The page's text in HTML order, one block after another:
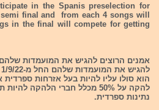
in the Spanis preselection for
final and from each 4 songs will
in the final will compete for getting
אמנים הרוצים להגיש את המועמדות
הוא סולו עליו להיות בעל אזרחות
להקה על 50% מכלל חברי הלהקה
נתינות ספרדית.